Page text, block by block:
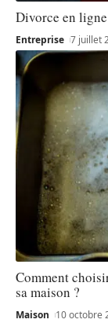
Divorce en
Entreprise 7 juillet
Comment
sa maison ?
Maison 10 octobre